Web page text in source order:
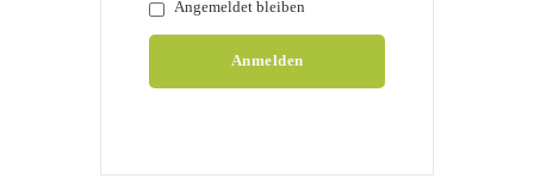
Angemeldet bleiben